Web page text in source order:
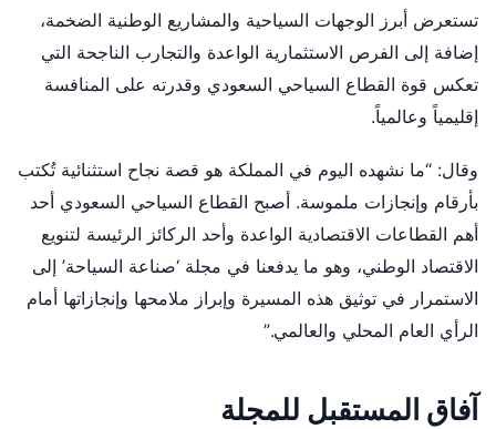
تستعرض أبرز الوجهات السياحية والمشاريع الوطنية الضخمة،
إضافة إلى الفرص الاستثمارية الواعدة والتجارب الناجحة التي
تعكس قوة القطاع السياحي السعودي وقدرته على المنافسة
إقليمياً وعالمياً.
وقال: “ما نشهده اليوم في المملكة هو قصة نجاح استثنائية تُكتب
بأرقام وإنجازات ملموسة. أصبح القطاع السياحي السعودي أحد
أهم القطاعات الاقتصادية الواعدة وأحد الركائز الرئيسة لتنويع
الاقتصاد الوطني، وهو ما يدفعنا في مجلة ‘صناعة السياحة’ إلى
الاستمرار في توثيق هذه المسيرة وإبراز ملامحها وإنجازاتها أمام
الرأي العام المحلي والعالمي.”
آفاق المستقبل للمجلة